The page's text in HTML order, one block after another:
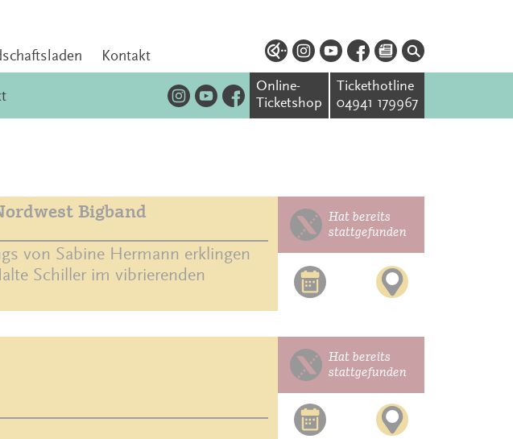
Kontakt
Online-
Ticketshop
Tickethotline
04941 179967
Bigband
von Sabine Hermann erklingen
Schiller im vibrierenden
Hat bereits
stattgefunden
Hat bereits
stattgefunden